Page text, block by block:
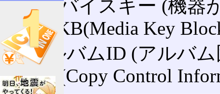
デバイスキー (機器
MKB(Media Key
アルバムID (アルバ
CCI(Copy Control